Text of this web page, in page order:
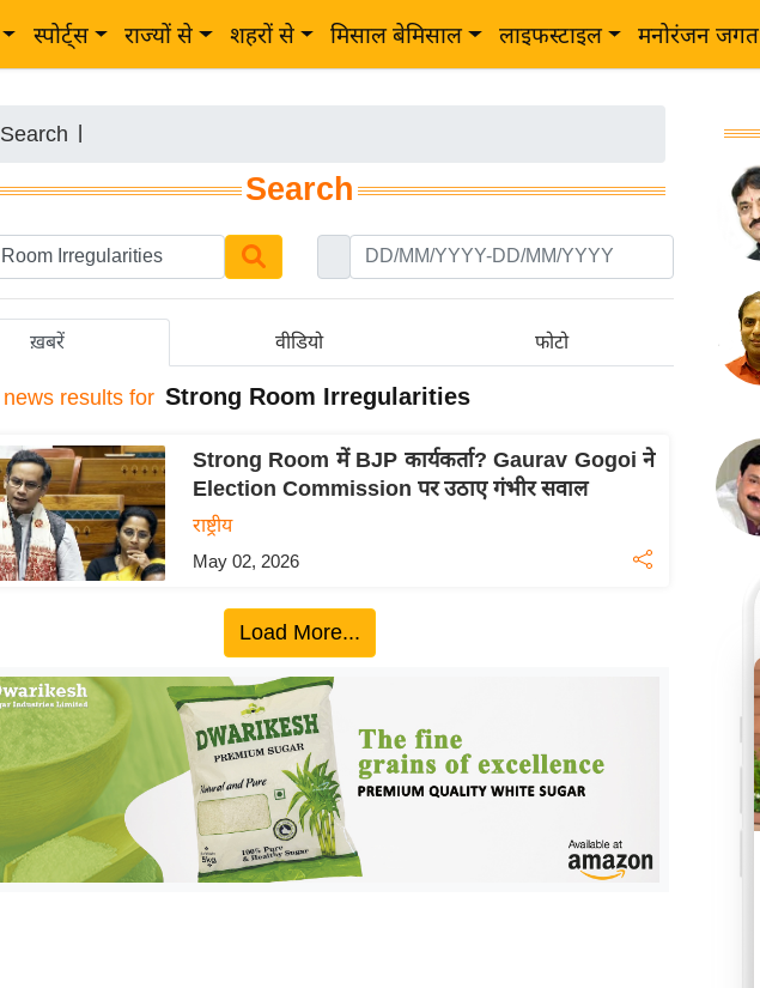
स्पोर्ट्स राज्यों से शहरों से मिसाल बेमिसाल लाइफस्टाइल मनोरंजन जगत
Search
Search
ख़बरें वीडियो फोटो
news results for Strong Room Irregularities
Strong Room में BJP कार्यकर्ता? Gaurav Gogoi ने
Election Commission पर उठाए गंभीर सवाल
राष्ट्रीय
May 02, 2026
Load More...